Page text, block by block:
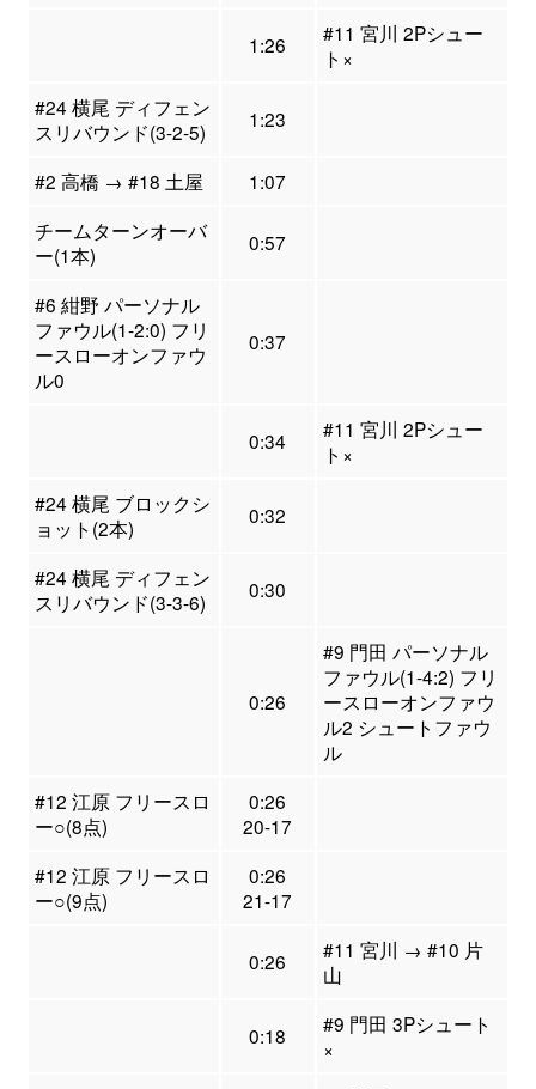
1:26
#11 宮川 2Pシュー
ト×
#24 横尾 ディフェン
スリバウンド(3-2-5)
1:23
#2 高橋 → #18 土屋
1:07
チームターンオーバ
ー(1本)
0:57
#6 紺野 パーソナル
ファウル(1-2:0) フリ
ースローオンファウ
ル0
0:37
0:34
#11 宮川 2Pシュー
ト×
#24 横尾 ブロックシ
ョット(2本)
0:32
#24 横尾 ディフェン
スリバウンド(3-3-6)
0:30
0:26
#9 門田 パーソナル
ファウル(1-4:2) フリ
ースローオンファウ
ル2 シュートファウ
ル
#12 江原 フリースロ
ー○(8点)
0:26
20-17
#12 江原 フリースロ
ー○(9点)
0:26
21-17
0:26
#11 宮川 → #10 片
山
0:18
#9 門田 3Pシュート
×